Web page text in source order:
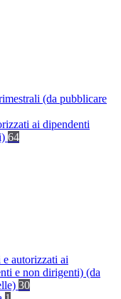
(da pubblicare
ai dipendenti
64
autorizzati ai
e non dirigenti) (da
30